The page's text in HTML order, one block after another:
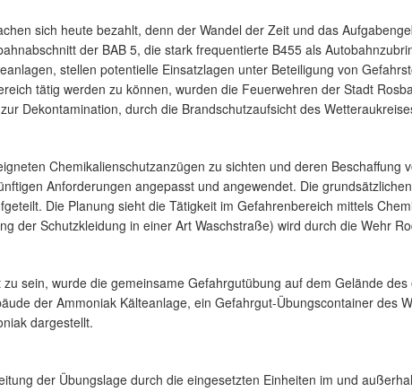
sich heute bezahlt, denn der Wandel der Zeit und das
der BAB 5, die stark frequentierte B455 als
stellen potentielle Einsatzlagen unter Beteiligung von
tätig werden zu können, wurden die Feuerwehren der Stadt
Dekontamination, durch die Brandschutzaufsicht des
Chemikalienschutzanzügen zu sichten und deren
Anforderungen angepasst und angewendet. Die
Die Planung sieht die Tätigkeit im Gefahrenbereich mittels
der Schutzkleidung in einer Art Waschstraße) wird durch die Wehr
sein, wurde die gemeinsame Gefahrgutübung auf dem Gelände
der Ammoniak Kälteanlage, ein Gefahrgut-Übungscontainer des
dargestellt.
der Übungslage durch die eingesetzten Einheiten im und